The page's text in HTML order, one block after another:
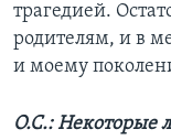
трагедией.
родителям, и в
и моему
О.С.: Некоторые